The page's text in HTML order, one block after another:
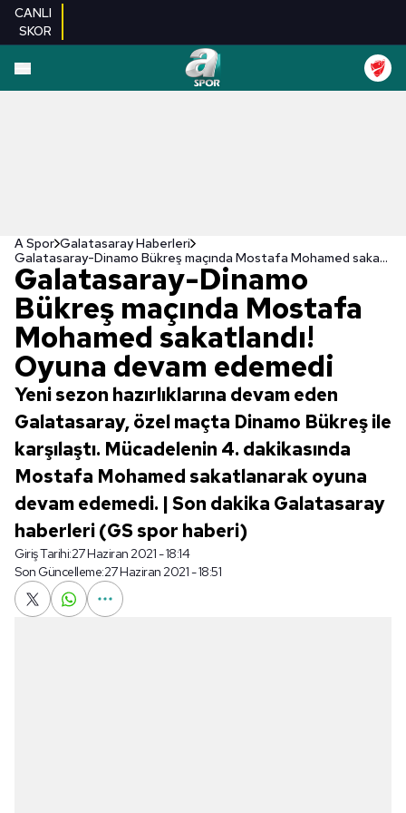
CANLI
SKOR
A Spor Galatasaray Haberleri
Galatasaray-Dinamo Bükreş maçında Mostafa Mohamed sakatlandı! Oyuna devam edemedi
Galatasaray-Dinamo
Bükreş maçında Mostafa
Mohamed sakatlandı!
Oyuna devam edemedi
Yeni sezon hazırlıklarına devam eden
Galatasaray, özel maçta Dinamo Bükreş ile
karşılaştı. Mücadelenin 4. dakikasında
Mostafa Mohamed sakatlanarak oyuna
devam edemedi. | Son dakika Galatasaray
haberleri (GS spor haberi)
Giriş Tarihi:27 Haziran 2021 - 18:14
Son Güncelleme:27 Haziran 2021 - 18:51